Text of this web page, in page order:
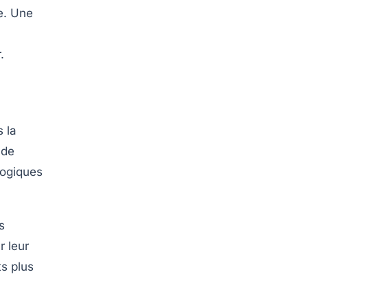
Une
la
leur
plus